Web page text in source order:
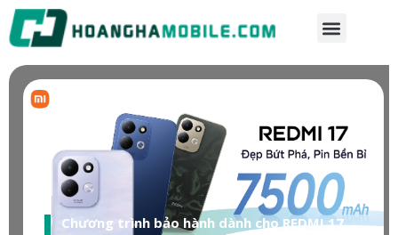
Chương trình bảo hành dành cho REDMI 17